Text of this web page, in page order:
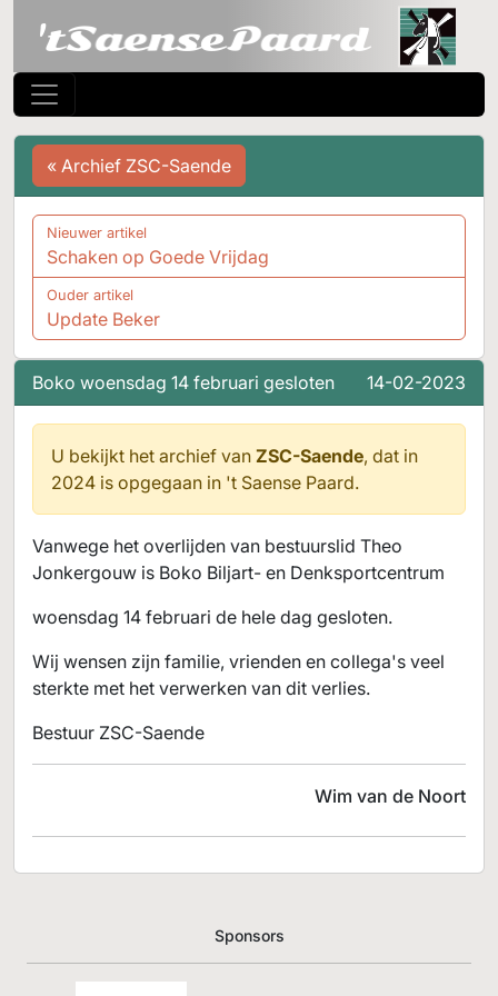
Boko woensdag 14 februari gesloten 14-02-2023
U bekijkt het archief van ZSC-Saende, dat in
2024 is opgegaan in 't Saense Paard.
Vanwege het overlijden van bestuurslid Theo
Jonkergouw is Boko Biljart- en Denksportcentrum
woensdag 14 februari de hele dag gesloten.
Wij wensen zijn familie, vrienden en collega's veel
sterkte met het verwerken van dit verlies.
Bestuur ZSC-Saende
Wim van de Noort
« Archief ZSC-Saende
Nieuwer artikel
Schaken op Goede Vrijdag
Ouder artikel
Update Beker
Sponsors